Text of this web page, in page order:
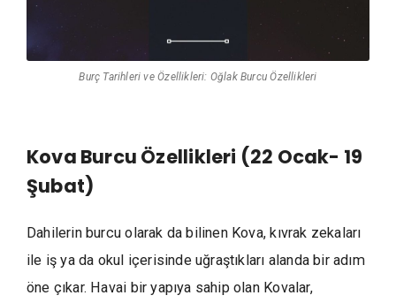
Burç Tarihleri ve Özellikleri: Oğlak Burcu Özellikleri
Kova Burcu Özellikleri (22 Ocak- 19
Şubat)
Dahilerin burcu olarak da bilinen Kova, kıvrak zekaları
ile iş ya da okul içerisinde uğraştıkları alanda bir adım
öne çıkar. Havai bir yapıya sahip olan Kovalar,